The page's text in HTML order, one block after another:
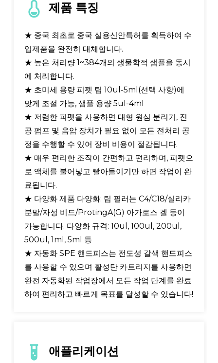
제품 특징
★ 중국 최초로 중국 실용신안특허를 획득하여 수
입제품을 완전히 대체합니다.
★ 높은 처리량 1~384개의 생물학적 샘플을 동시
에 처리합니다.
★ 초미세 용량 피펫 팁 10ul-5ml(선택 사항)에
맞게 조절 가능, 샘플 용량 5ul-4ml
★ 저렴한 피펫을 사용하면 대형 원심 분리기, 진
공 펌프 및 음압 장치가 필요 없이 모든 전처리 공
정을 수행할 수 있어 장비 비용이 절감됩니다.
★ 매우 편리한 조작이 간편하고 편리하며, 피펫으
로 액체를 불어넣고 빨아들이기만 하면 작업이 완
료됩니다.
★ 다양화 제품 다양화: 팁 필러는 C4/C18/실리카
분말/자성 비드/ProtingA(G) 아가로스 겔 등이
가능합니다. 다양화 규격: 10ul, 100ul, 200ul,
500ul, 1ml, 5ml 등
★ 자동화 SPE 핸드피스는 전도성 갈색 핸드피스
를 사용할 수 있으며 활성탄 카트리지를 사용하면
완전 자동화된 작업장에서 모든 작업 단계를 완료
하여 편리하고 빠르게 목표를 달성할 수 있습니다!
애플리케이션